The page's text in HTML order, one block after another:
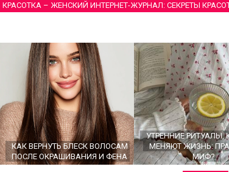
КРАСОТКА – ЖЕНСКИЙ ИНТЕРНЕТ-ЖУРНАЛ: СЕКРЕТЫ
КАК ВЕРНУТЬ БЛЕСК ВОЛОСАМ
ПОСЛЕ ОКРАШИВАНИЯ И ФЕНА
УТРЕННИЕ РИТУАЛЫ,
МЕНЯЮТ ЖИЗНЬ:
МИФ?